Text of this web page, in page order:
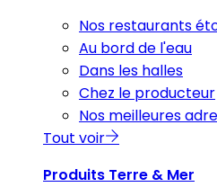
Nos restaurants
Au bord de l'eau
Dans les halles
Chez le producteur
Nos meilleures
Tout voir
Produits Terre & Mer